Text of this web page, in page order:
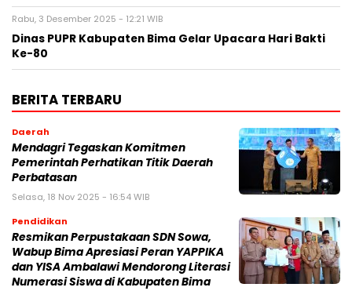
Rabu, 3 Desember 2025 - 12:21 WIB
Dinas PUPR Kabupaten Bima Gelar Upacara Hari Bakti
Ke-80
BERITA TERBARU
Daerah
Mendagri Tegaskan Komitmen
Pemerintah Perhatikan Titik Daerah
Perbatasan
Selasa, 18 Nov 2025 - 16:54 WIB
Pendidikan
Resmikan Perpustakaan SDN Sowa,
Wabup Bima Apresiasi Peran YAPPIKA
dan YISA Ambalawi Mendorong Literasi
Numerasi Siswa di Kabupaten Bima